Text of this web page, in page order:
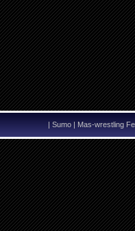
| Sumo | Mas-wrestling